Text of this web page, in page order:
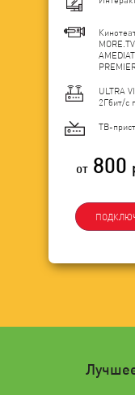
ULTRA
2Гбит/c
ТВ-
от 800